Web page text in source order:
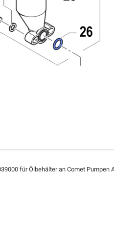
für Ölbehälter an Comet Pumpen